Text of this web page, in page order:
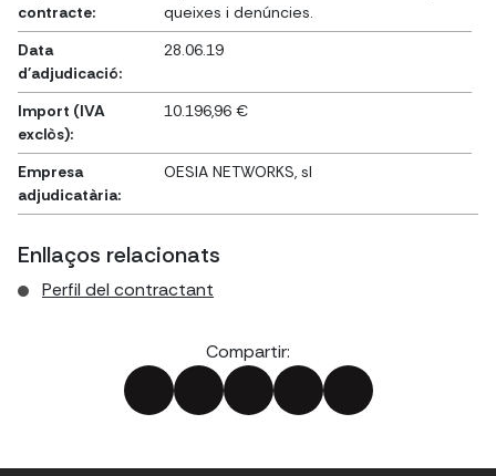
contracte:
queixes i denúncies.
Data
d'adjudicació:
28.06.19
Import (IVA
exclòs):
10.196,96 €
Empresa
adjudicatària:
OESIA NETWORKS, sl
Enllaços relacionats
Perfil del contractant
Compartir: